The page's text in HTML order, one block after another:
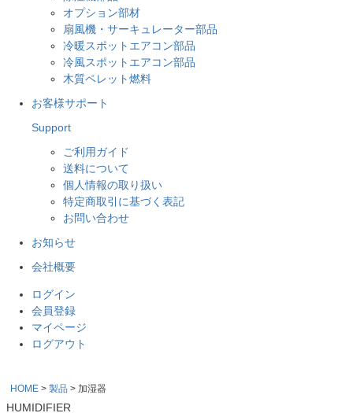
オプション部材
扇風機・サーキュレーター部品
冷暖スポットエアコン部品
冷風スポットエアコン部品
木質ペレット燃料
お客様サポート
Support
ご利用ガイド
送料について
個人情報の取り扱い
特定商取引に基づく表記
お問い合わせ
お知らせ
会社概要
ログイン
会員登録
マイページ
ログアウト
HOME 製品 加湿器
HUMIDIFIER